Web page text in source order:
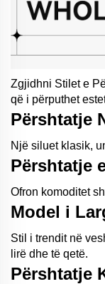
Zgjidhni Stilet e
që i përputhet
Përshtatje
Një siluet klasik,
Përshtatje
Ofron komoditet
Model i
Stil i trendit në
lirë dhe të qetë.
Përshtatje